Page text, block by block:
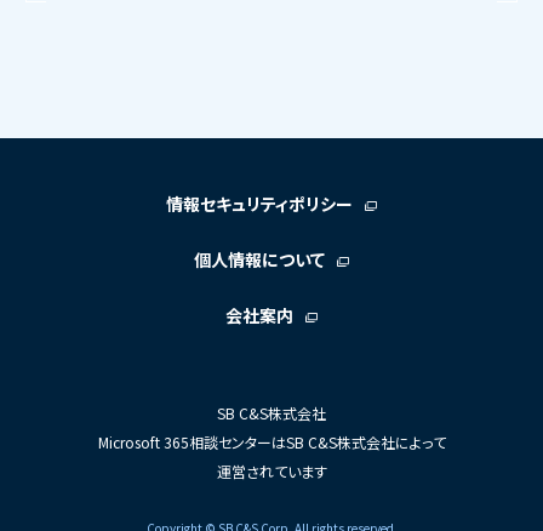
情報セキュリティポリシー
個人情報について
会社案内
SB C&S株式会社
Microsoft 365相談センターはSB C&S株式会社によって
運営されています